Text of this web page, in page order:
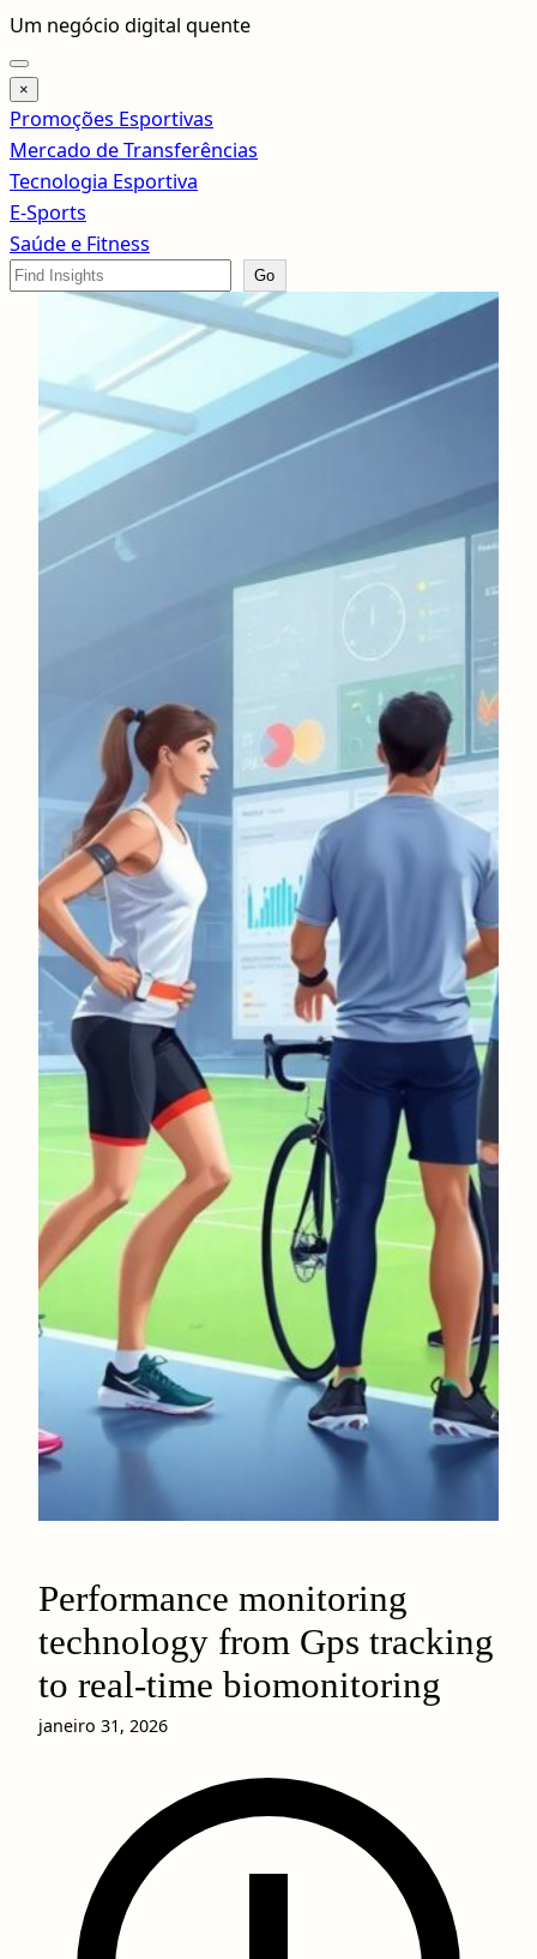
Pular
para
o
conteúdo
Um negócio digital quente
×
Promoções Esportivas
Mercado de Transferências
Tecnologia Esportiva
E-Sports
Saúde e Fitness
Search
Go
Performance monitoring
technology from Gps tracking
to real-time biomonitoring
janeiro 31, 2026